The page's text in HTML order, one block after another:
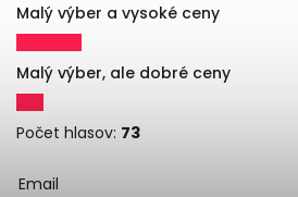
Malý výber a vysoké ceny
Malý výber, ale dobré ceny
Počet hlasov: 73
Email